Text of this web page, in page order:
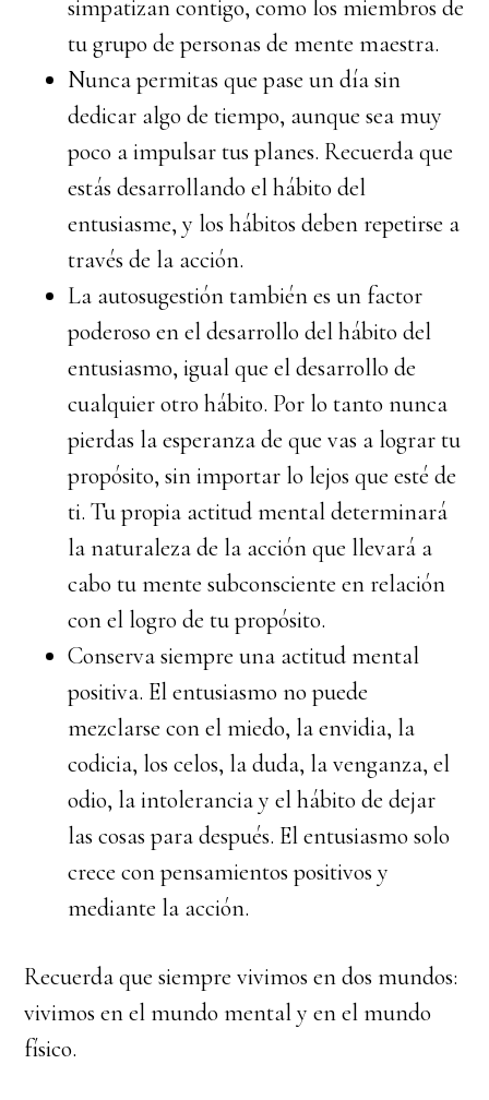
simpatizan contigo, como los miembros de
tu grupo de personas de mente maestra.
Nunca permitas que pase un día sin
dedicar algo de tiempo, aunque sea muy
poco a impulsar tus planes. Recuerda que
estás desarrollando el hábito del
entusiasme, y los hábitos deben repetirse a
través de la acción.
La autosugestión también es un factor
poderoso en el desarrollo del hábito del
entusiasmo, igual que el desarrollo de
cualquier otro hábito. Por lo tanto nunca
pierdas la esperanza de que vas a lograr tu
propósito, sin importar lo lejos que esté de
ti. Tu propia actitud mental determinará
la naturaleza de la acción que llevará a
cabo tu mente subconsciente en relación
con el logro de tu propósito.
Conserva siempre una actitud mental
positiva. El entusiasmo no puede
mezclarse con el miedo, la envidia, la
codicia, los celos, la duda, la venganza, el
odio, la intolerancia y el hábito de dejar
las cosas para después. El entusiasmo solo
crece con pensamientos positivos y
mediante la acción.
Recuerda que siempre vivimos en dos mundos:
vivimos en el mundo mental y en el mundo
físico.